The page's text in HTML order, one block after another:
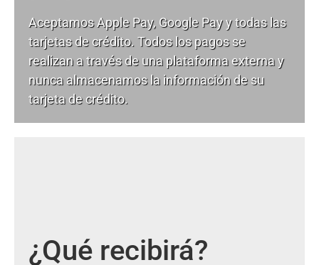
Aceptamos Apple Pay, Google Pay y todas las
tarjetas de crédito. Todos los pagos se
realizan a través de una plataforma externa y
nunca almacenamos la información de su
tarjeta de crédito.
¿Qué recibirá?